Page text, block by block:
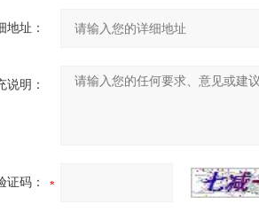
地址：
说明：
证码：